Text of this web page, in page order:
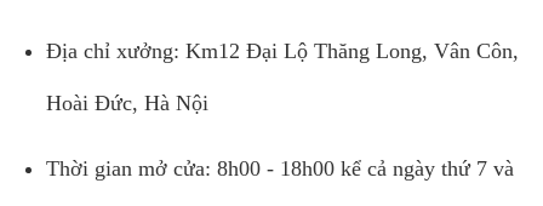
Địa chỉ xưởng: Km12 Đại Lộ Thăng Long, Vân Côn,
Hoài Đức, Hà Nội
Thời gian mở cửa: 8h00 - 18h00 kể cả ngày thứ 7 và